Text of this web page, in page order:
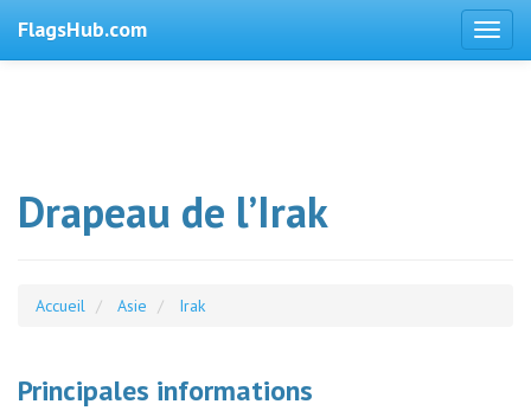
FlagsHub.com
Drapeau de l’Irak
Accueil Asie Irak
Principales informations